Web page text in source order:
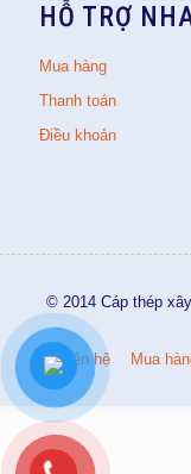
HỖ TRỢ
Mua hàng
Thanh toán
Điều khoản
© 2014 Cáp thép
Liên hệ
Mua